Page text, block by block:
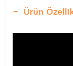
Ürün